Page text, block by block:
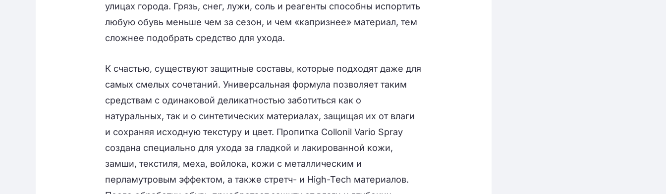
улицах города. Грязь, снег, лужи, соль и реагенты способны испортить
любую обувь меньше чем за сезон, и чем «капризнее» материал, тем
сложнее подобрать средство для ухода.
К счастью, существуют защитные составы, которые подходят даже для
самых смелых сочетаний. Универсальная формула позволяет таким
средствам с одинаковой деликатностью заботиться как о
натуральных, так и о синтетических материалах, защищая их от влаги
и сохраняя исходную текстуру и цвет. Пропитка Collonil Vario Spray
создана специально для ухода за гладкой и лакированной кожи,
замши, текстиля, меха, войлока, кожи с металлическим и
перламутровым эффектом, а также стретч- и High-Tech материалов.